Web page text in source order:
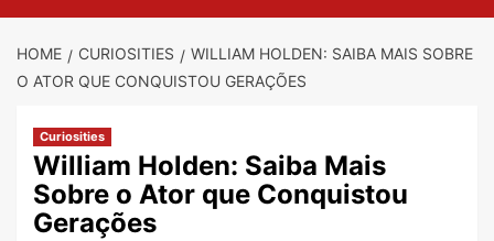
HOME CURIOSITIES
WILLIAM HOLDEN: SAIBA MAIS SOBRE
O ATOR QUE CONQUISTOU GERAÇÕES
Curiosities
William Holden: Saiba Mais
Sobre o Ator que Conquistou
Gerações